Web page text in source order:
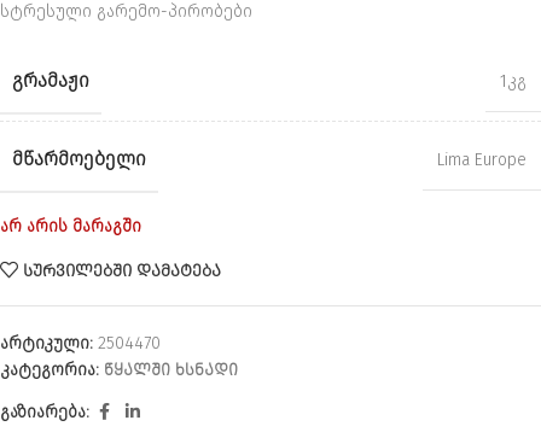
სტრესული გარემო-პირობები
ᲒᲠᲐᲛᲐᲟᲘ 1კგ
ᲛᲬᲐᲠᲛᲝᲔᲑᲔᲚᲘ Lima Europe
არ არის მარაგში
ᲡᲣᲠᲕᲘᲚᲔᲑᲨᲘ ᲓᲐᲛᲐᲢᲔᲑᲐ
არტიკული: 2504470
კატეგორია: ᲬᲧᲐᲚᲨᲘ ᲮᲡᲜᲐᲓᲘ
გაზიარება: